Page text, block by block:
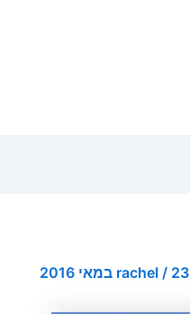
rachel / 23 במאי 2016